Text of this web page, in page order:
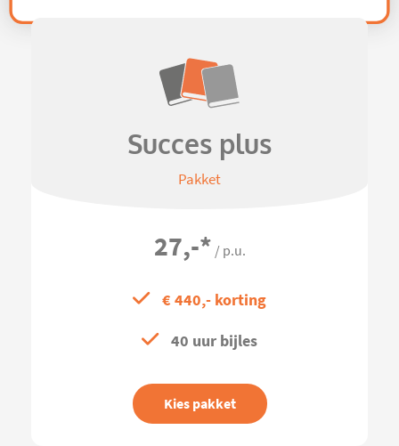
Succes plus
Pakket
27,-* / p.u.
€ 440,- korting
40 uur bijles
Kies pakket